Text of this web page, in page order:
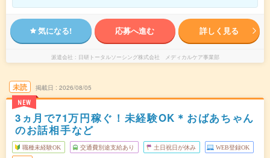
気になる! 応募へ進む 詳しく見る
派遣会社 日研トータルソーシング株式会社 メディカルケア事業部
未読
NEW
掲載日 2026/08/05
3ヵ月で71万円稼ぐ！未経験OK＊おばあちゃん
のお話相手など
職種未経験OK 交通費別途支給あり 土日祝日が休み WEB登録OK